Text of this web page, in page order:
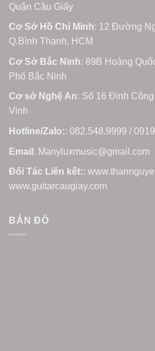
Quận Cầu Giấy
Cơ Sở Hồ Chí Minh: 12 Đường
Q.Bình Thạnh, HCM
Cơ Sở Bắc Ninh: 89B Hoàng
Phố Bắc Ninh
Cơ sở Nghệ An: Số 16 Đinh
Vinh
Hotline/Zalo:: 082.548.9999 /
Email : Manyluxmusic@gmail.com
Đối Tác Liên kết::
www.guitarcaugiay.com
BẢN ĐỒ